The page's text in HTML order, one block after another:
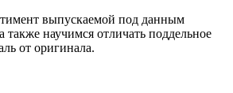
выпускаемой под данным
научимся отличать поддельное
от оригинала.